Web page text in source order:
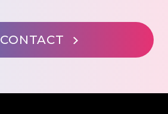
CONTACT